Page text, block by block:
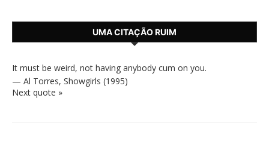
UMA CITAÇÃO RUIM
It must be weird, not having anybody cum on you.
— Al Torres, Showgirls (1995)
Next quote »